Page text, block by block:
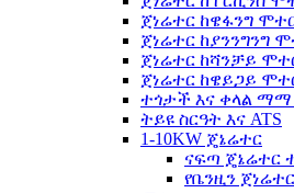
ጀነሬተር ከዌፋንግ
ጀነሬተር ከያንንግንግ
ጀነሬተር ከሻንቻይ
ጀነሬተር ከዌይጋይ
ተጎታች እና ቀላል ማማ
ትይዩ ስርዓት እና ATS
1-10KW ጄኔሬተር
ናፍጣ ጄኔሬተር
የቤንዚን